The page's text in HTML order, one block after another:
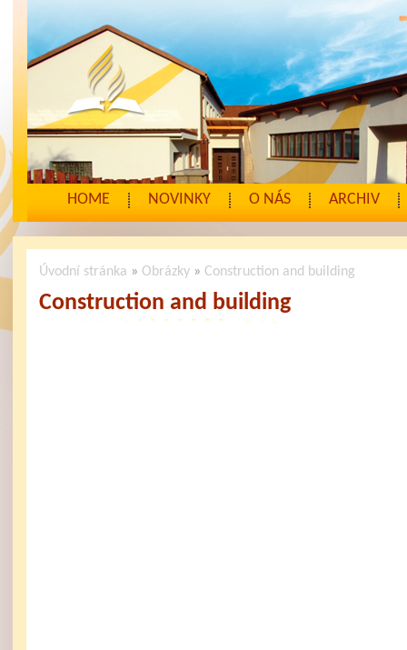
HOME NOVINKY O NÁS ARCHIV
Úvodní stránka » Obrázky » Construction and building
Construction and building